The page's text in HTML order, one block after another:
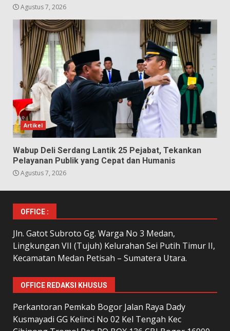
Agustus 7, 2026
Artikel
Wabup Deli Serdang Lantik 25 Pejabat, Tekankan
Pelayanan Publik yang Cepat dan Humanis
Agustus 7, 2026
OFFICE :
Jln. Gatot Subroto Gg. Warga No 3 Medan,
Lingkungan VII (Tujuh) Kelurahan Sei Putih Timur II,
Kecamatan Medan Petisah – Sumatera Utara.
OFFICE REDAKSI KHUSUS
Perkantoran Pemkab Bogor Jalan Raya Dady
Kusmayadi GG Kelinci No 02 Kel Tengah Kec